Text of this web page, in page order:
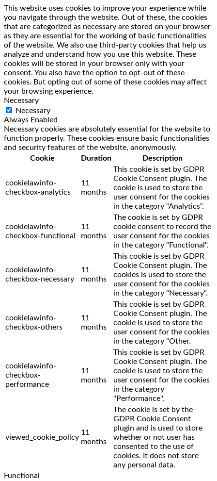
This website uses cookies to improve your experience while
you navigate through the website. Out of these, the cookies
that are categorized as necessary are stored on your browser
as they are essential for the working of basic functionalities
of the website. We also use third-party cookies that help us
analyze and understand how you use this website. These
cookies will be stored in your browser only with your
consent. You also have the option to opt-out of these
cookies. But opting out of some of these cookies may affect
your browsing experience.
Necessary
Necessary
Always Enabled
Necessary cookies are absolutely essential for the website to
function properly. These cookies ensure basic functionalities
and security features of the website, anonymously.
Cookie
Duration Description
cookielawinfo-
checkbox-analytics
11
months
This cookie is set by GDPR
Cookie Consent plugin. The
cookie is used to store the
user consent for the cookies
in the category "Analytics".
cookielawinfo-
checkbox-functional
11
months
The cookie is set by GDPR
cookie consent to record the
user consent for the cookies
in the category "Functional".
cookielawinfo-
checkbox-necessary
11
months
This cookie is set by GDPR
Cookie Consent plugin. The
cookies is used to store the
user consent for the cookies
in the category "Necessary".
cookielawinfo-
checkbox-others
11
months
This cookie is set by GDPR
Cookie Consent plugin. The
cookie is used to store the
user consent for the cookies
in the category "Other.
cookielawinfo-
checkbox-
performance
11
months
This cookie is set by GDPR
Cookie Consent plugin. The
cookie is used to store the
user consent for the cookies
in the category
"Performance".
viewed_cookie_policy
11
months
The cookie is set by the
GDPR Cookie Consent
plugin and is used to store
whether or not user has
consented to the use of
cookies. It does not store
any personal data.
Functional